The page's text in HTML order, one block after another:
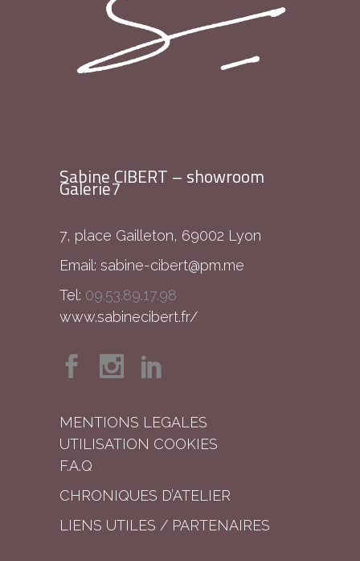
Sabine CIBERT – showroom
Galerie7
7, place Gailleton, 69002 Lyon
Email: sabine-cibert@pm.me
Tel: 09.53.89.17.98
www.sabinecibert.fr/
MENTIONS LEGALES
UTILISATION COOKIES
F.A.Q
CHRONIQUES D’ATELIER
LIENS UTILES / PARTENAIRES